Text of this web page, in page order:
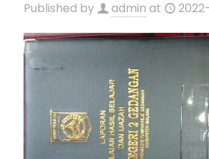
Published by admin at